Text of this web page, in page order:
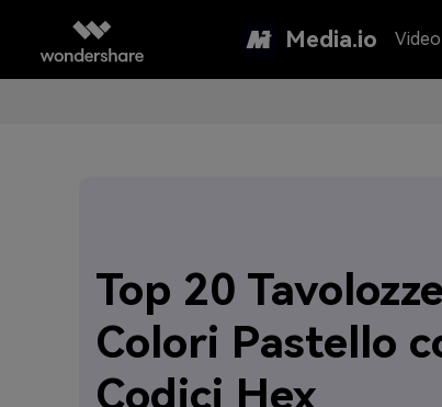
Media.io Video
Top 20
Colori Pastello
Codici Hex